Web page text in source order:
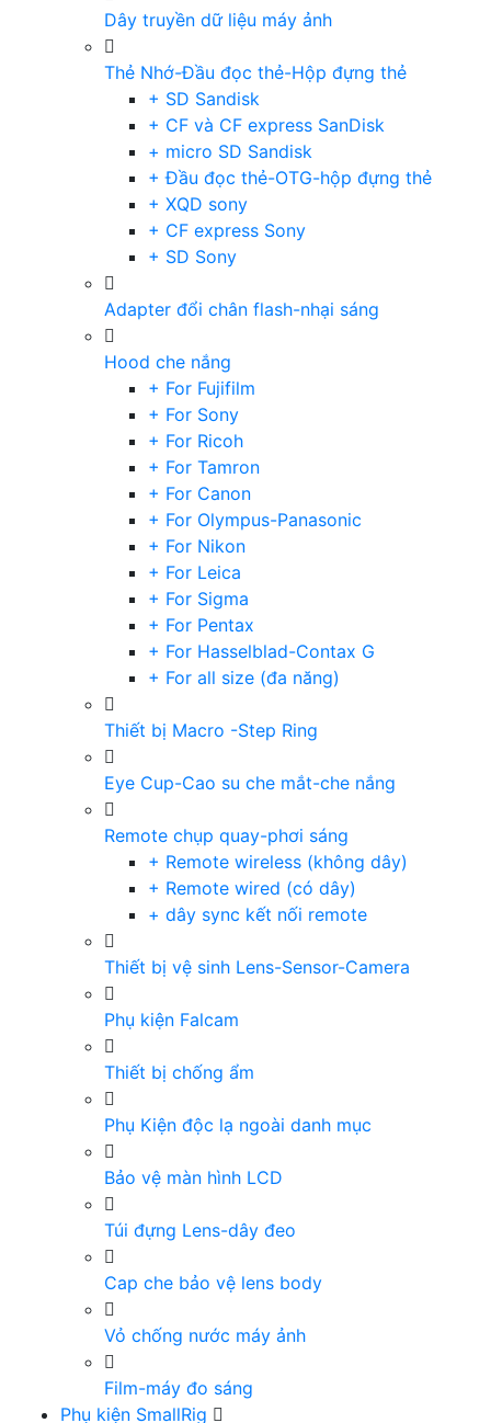
Dây truyền dữ liệu máy ảnh
Thẻ Nhớ-Đầu đọc thẻ-Hộp đựng thẻ
+ SD Sandisk
+ CF và CF express SanDisk
+ micro SD Sandisk
+ Đầu đọc thẻ-OTG-hộp đựng thẻ
+ XQD sony
+ CF express Sony
+ SD Sony
Adapter đổi chân flash-nhại sáng
Hood che nắng
+ For Fujifilm
+ For Sony
+ For Ricoh
+ For Tamron
+ For Canon
+ For Olympus-Panasonic
+ For Nikon
+ For Leica
+ For Sigma
+ For Pentax
+ For Hasselblad-Contax G
+ For all size (đa năng)
Thiết bị Macro -Step Ring
Eye Cup-Cao su che mắt-che nắng
Remote chụp quay-phơi sáng
+ Remote wireless (không dây)
+ Remote wired (có dây)
+ dây sync kết nối remote
Thiết bị vệ sinh Lens-Sensor-Camera
Phụ kiện Falcam
Thiết bị chống ẩm
Phụ Kiện độc lạ ngoài danh mục
Bảo vệ màn hình LCD
Túi đựng Lens-dây đeo
Cap che bảo vệ lens body
Vỏ chống nước máy ảnh
Film-máy đo sáng
Phụ kiện SmallRig